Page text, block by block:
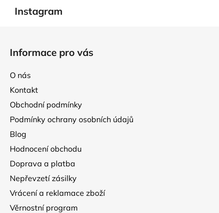
Instagram
Informace pro vás
O nás
Kontakt
Obchodní podmínky
Podmínky ochrany osobních údajů
Blog
Hodnocení obchodu
Doprava a platba
Nepřevzetí zásilky
Vrácení a reklamace zboží
Věrnostní program